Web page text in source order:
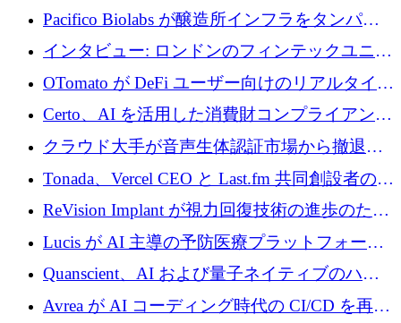
ムを拡大するために 500 万ドルを調達
Pacifico Biolabs が醸造所インフラをタンパク
質生産に転換するために 700 万ユーロを調達
インタビュー: ロンドンのフィンテックユニコ
ーン Tide の CEO、オリバー・プリル氏
OTomato が DeFi ユーザー向けのリアルタイム
インテリジェンス レイヤーを構築するために
Improbable から 200 万ドルを調達
Certo、AI を活用した消費財コンプライアンス
プラットフォームのために 400 万ドルを調達
クラウド大手が音声生体認証市場から撤退す
るなか、Voxmindが54万6,000ポンドのプレシ
ード資金を調達
Tonada、Vercel CEO と Last.fm 共同創設者の支
援を受けてステルス撤退
ReVision Implant が視力回復技術の進歩のため
に 400 万ユーロを確保
Lucis が AI 主導の予防医療プラットフォーム
を拡大するためにシリーズ A で 2,000 万ドル
を調達
Quanscient、AI および量子ネイティブのハー
ドウェア エンジニアリングを推進するために
Avrea が AI コーディング時代の CI/CD を再発